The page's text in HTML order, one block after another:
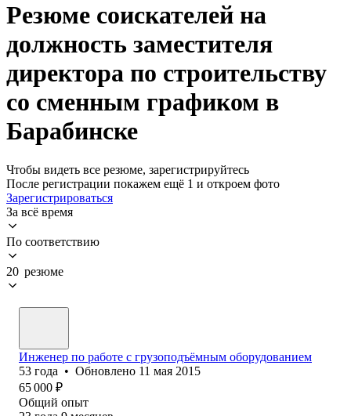
Резюме соискателей на
должность заместителя
директора по строительству
со сменным графиком в
Барабинске
Чтобы видеть все резюме, зарегистрируйтесь
После регистрации покажем ещё 1 и откроем фото
Зарегистрироваться
За всё время
По соответствию
20 резюме
Инженер по работе с грузоподъёмным оборудованием
53 года • Обновлено 11 мая 2015
65 000 ₽
Общий опыт